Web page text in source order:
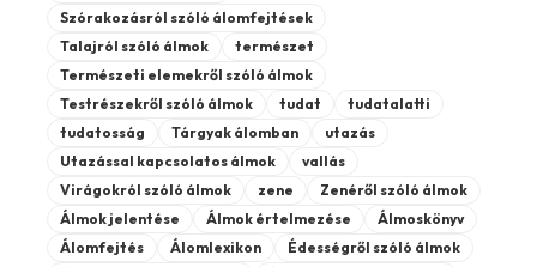
Szórakozásról szóló álomfejtések
Talajról szóló álmok
természet
Természeti elemekről szóló álmok
Testrészekről szóló álmok
tudat
tudatalatti
tudatosság
Tárgyak álomban
utazás
Utazással kapcsolatos álmok
vallás
Virágokról szóló álmok
zene
Zenéről szóló álmok
Álmok jelentése
Álmok értelmezése
Álmoskönyv
Álomfejtés
Álomlexikon
Édességről szóló álmok